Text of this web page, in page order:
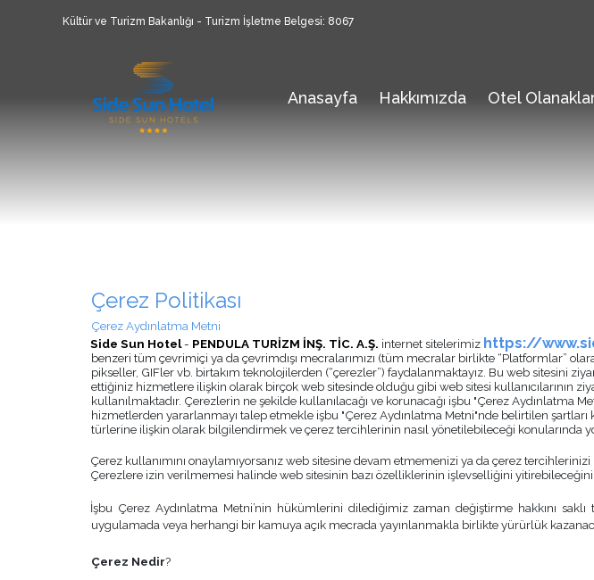
Kültür ve Turizm Bakanlığı - Turizm İşletme Belgesi: 8067
Anasayfa Hakkımızda Otel
Çerez Politikası
Çerez Aydınlatma Metni
Side Sun Hotel- PENDULA TURİZM İNŞ. TİC. A.Ş. internet sitelerimiz https://
benzeri tüm çevrimiçi ya da çevrimdışı mecralarımızı (tüm mecralar birlikte “Platformlar”
pikseller, GIFler vb. birtakım teknolojilerden (“çerezler”) faydalanmaktayız. Bu web sitesini
ettiğiniz hizmetlere ilişkin olarak birçok web sitesinde olduğu gibi web sitesi kullanıcılarının
kullanılmaktadır. Çerezlerin ne şekilde kullanılacağı ve korunacağı işbu "Çerez Aydınlatma
hizmetlerden yararlanmayı talep etmekle işbu "Çerez Aydınlatma Metni"nde belirtilen şartları
türlerine ilişkin olarak bilgilendirmek ve çerez tercihlerinin nasıl yönetilebileceği konularında
Çerez kullanımını onaylamıyorsanız web sitesine devam etmemenizi ya da çerez
Çerezlere izin verilmemesi halinde web sitesinin bazı özelliklerinin işlevselliğini yitirebileceğini
İşbu Çerez Aydınlatma Metni’nin hükümlerini dilediğimiz zaman değiştirme hakkını
uygulamada veya herhangi bir kamuya açık mecrada yayınlanmakla birlikte yürürlük
Çerez Nedir?